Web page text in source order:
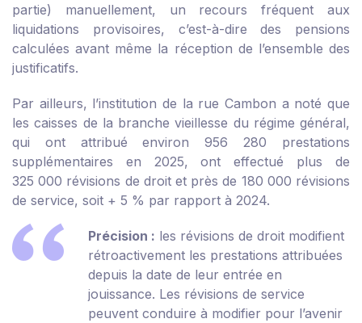
partie) manuellement, un recours fréquent aux
liquidations provisoires, c’est-à-dire des pensions
calculées avant même la réception de l’ensemble des
justificatifs.
Par ailleurs, l’institution de la rue Cambon a noté que
les caisses de la branche vieillesse du régime général,
qui ont attribué environ 956 280 prestations
supplémentaires en 2025, ont effectué plus de
325 000 révisions de droit et près de 180 000 révisions
de service, soit + 5 % par rapport à 2024.
Précision : les révisions de droit modifient
rétroactivement les prestations attribuées
depuis la date de leur entrée en
jouissance. Les révisions de service
peuvent conduire à modifier pour l’avenir